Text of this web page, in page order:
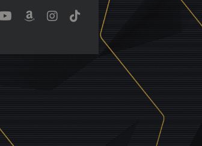
YouTubeBenutzerdefiniert
Instagram
Tiktok